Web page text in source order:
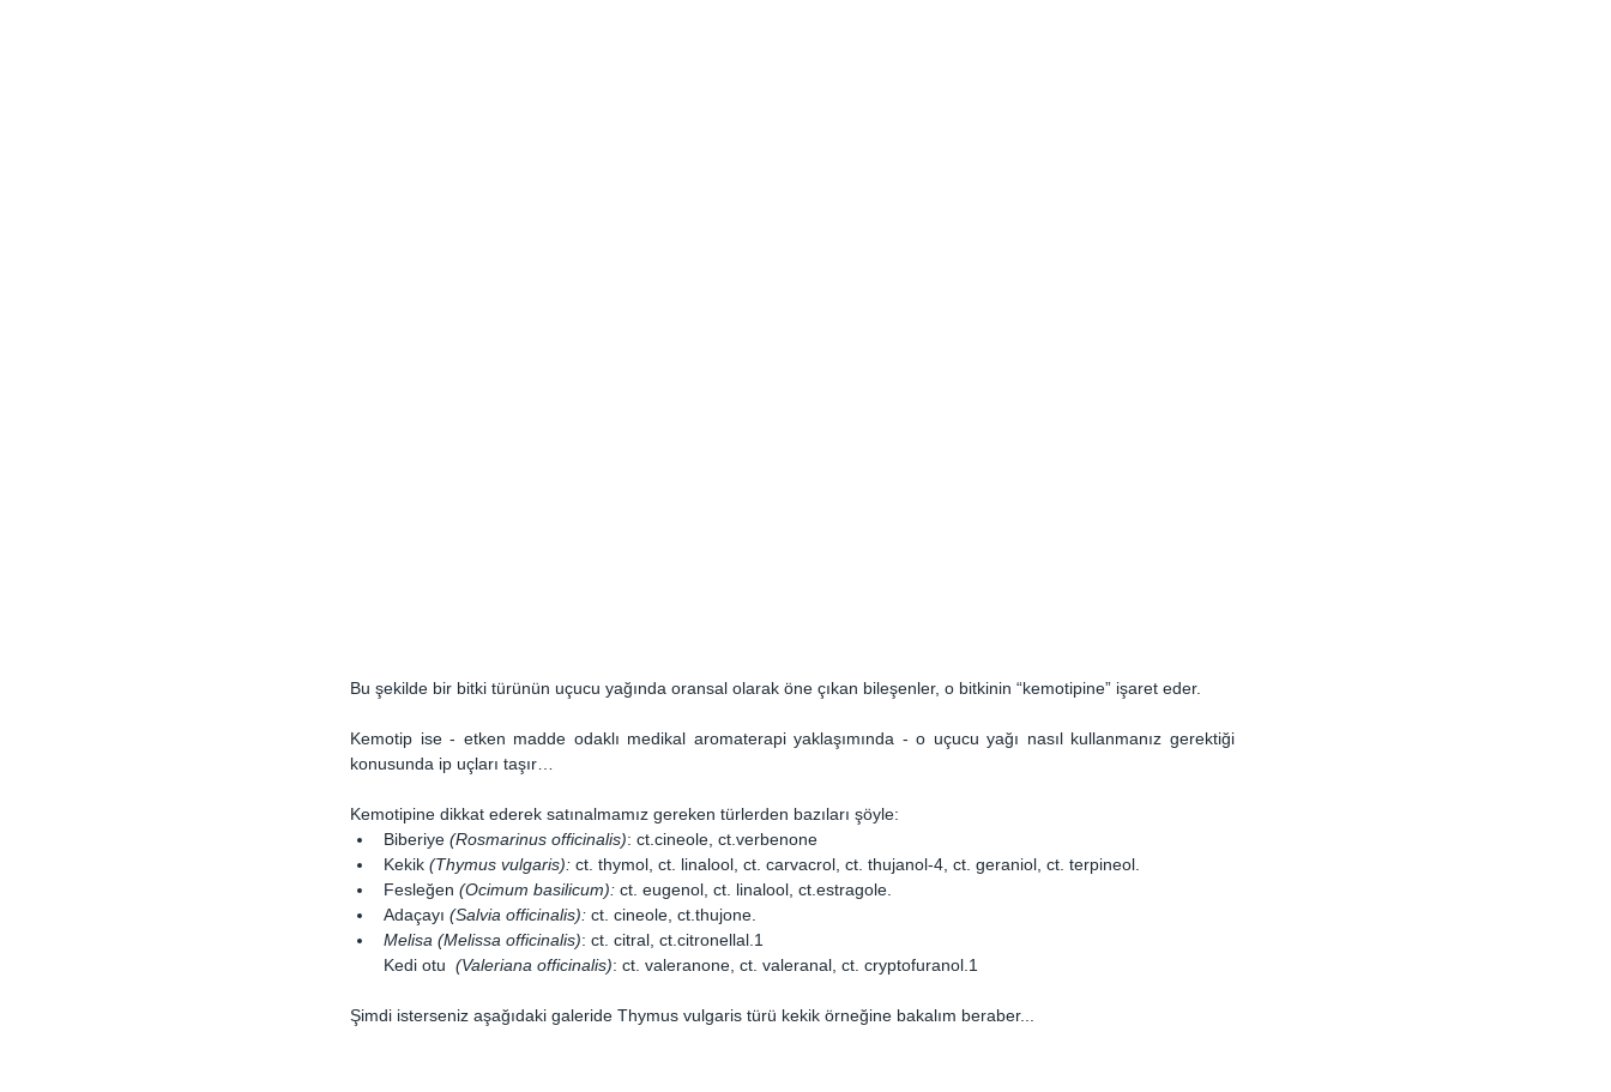
Bu şekilde bir bitki türünün uçucu yağında oransal olarak öne çıkan bileşenler, o bitkinin “kemotipine” işaret eder.
Kemotip ise - etken madde odaklı medikal aromaterapi yaklaşımında - o uçucu yağı nasıl kullanmanız gerektiği
konusunda ip uçları taşır…
Kemotipine dikkat ederek satınalmamız gereken türlerden bazıları şöyle:
Biberiye (Rosmarinus officinalis): ct.cineole, ct.verbenone
Kekik (Thymus vulgaris): ct. thymol, ct. linalool, ct. carvacrol, ct. thujanol-4, ct. geraniol, ct. terpineol.
Fesleğen (Ocimum basilicum): ct. eugenol, ct. linalool, ct.estragole.
Adaçayı (Salvia officinalis): ct. cineole, ct.thujone.
Melisa (Melissa officinalis): ct. citral, ct.citronellal.1
Kedi otu (Valeriana officinalis): ct. valeranone, ct. valeranal, ct. cryptofuranol.1
Şimdi isterseniz aşağıdaki galeride Thymus vulgaris türü kekik örneğine bakalım beraber...